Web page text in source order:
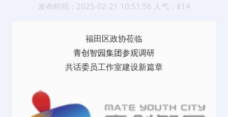
发布时间：2025-02-21 10:51:56 人气：814
福田区政协莅临
青创智园集团参观调研
共话委员工作室建设新篇章